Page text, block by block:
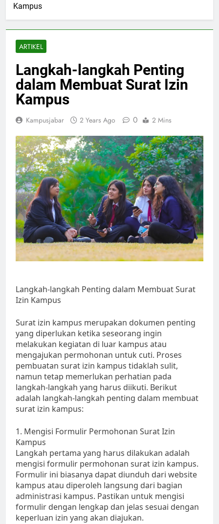
Kampus
ARTIKEL
Langkah-langkah Penting
dalam Membuat Surat Izin
Kampus
Kampusjabar 2 Years Ago 0 2 Mins
Langkah-langkah Penting dalam Membuat Surat
Izin Kampus
Surat izin kampus merupakan dokumen penting
yang diperlukan ketika seseorang ingin
melakukan kegiatan di luar kampus atau
mengajukan permohonan untuk cuti. Proses
pembuatan surat izin kampus tidaklah sulit,
namun tetap memerlukan perhatian pada
langkah-langkah yang harus diikuti. Berikut
adalah langkah-langkah penting dalam membuat
surat izin kampus:
1. Mengisi Formulir Permohonan Surat Izin
Kampus
Langkah pertama yang harus dilakukan adalah
mengisi formulir permohonan surat izin kampus.
Formulir ini biasanya dapat diunduh dari website
kampus atau diperoleh langsung dari bagian
administrasi kampus. Pastikan untuk mengisi
formulir dengan lengkap dan jelas sesuai dengan
keperluan izin yang akan diajukan.